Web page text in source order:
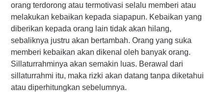
orang terdorong atau termotivasi selalu memberi atau
melakukan kebaikan kepada siapapun. Kebaikan yang
diberikan kepada orang lain tidak akan hilang,
sebaliknya justru akan bertambah. Orang yang suka
memberi kebaikan akan dikenal oleh banyak orang.
Sillaturrahminya akan semakin luas. Berawal dari
sillaturrahmi itu, maka rizki akan datang tanpa diketahui
atau diperhitungkan sebelumnya.